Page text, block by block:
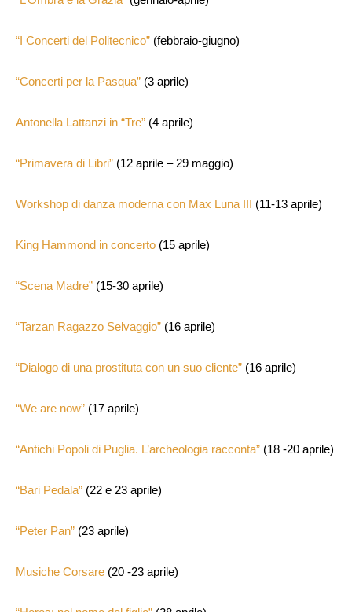
“I Concerti del Politecnico” (febbraio-giugno)
“Concerti per la Pasqua” (3 aprile)
Antonella Lattanzi in “Tre” (4 aprile)
“Primavera di Libri” (12 aprile – 29 maggio)
Workshop di danza moderna con Max Luna III (11-13 aprile)
King Hammond in concerto (15 aprile)
“Scena Madre” (15-30 aprile)
“Tarzan Ragazzo Selvaggio” (16 aprile)
“Dialogo di una prostituta con un suo cliente” (16 aprile)
“We are now” (17 aprile)
“Antichi Popoli di Puglia. L’archeologia racconta” (18 -20 aprile)
“Bari Pedala” (22 e 23 aprile)
“Peter Pan” (23 aprile)
Musiche Corsare (20 -23 aprile)